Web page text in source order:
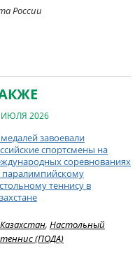
России
ИЮЛЯ 2026
завоевали
спортсмены на
соревнованиях
паралимпийскому
теннису в
Казахстан, Настольный
теннис (ПОДА)